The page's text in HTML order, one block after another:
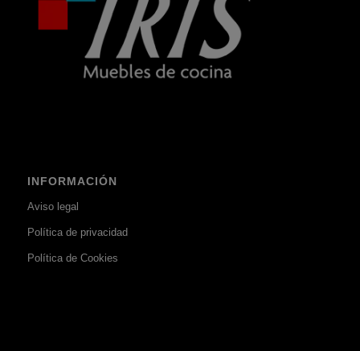
INFORMACIÓN
Aviso legal
Política de privacidad
Política de Cookies